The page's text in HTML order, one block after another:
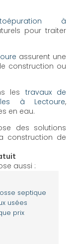
à
pour traiter
assurent une
construction ou
les travaux de
à Lectoure,
en eau.
des solutions
construction de
aussi :
septique
usées
prix